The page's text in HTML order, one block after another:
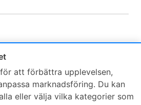
att förbättra upplevelsen,
marknadsföring. Du kan
eller välja vilka kategorier som
tipsa en vän om denna produkt